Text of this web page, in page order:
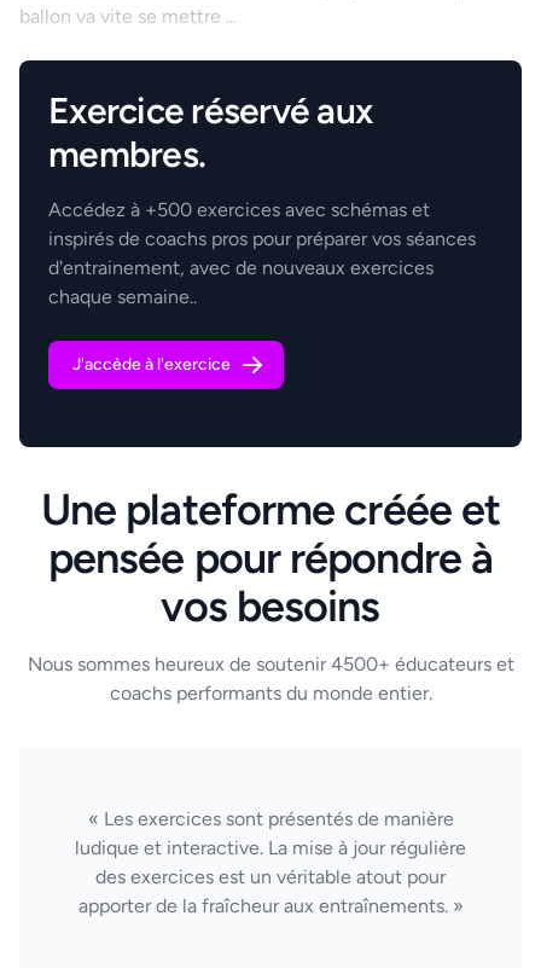
ballon va vite se mettre ...
Exercice réservé aux
membres.
Accédez à +500 exercices avec schémas et
inspirés de coachs pros pour préparer vos séances
d'entrainement, avec de nouveaux exercices
chaque semaine..
J'accède à l'exercice
Une plateforme créée et
pensée pour répondre à
vos besoins
Nous sommes heureux de soutenir 4500+ éducateurs et
coachs performants du monde entier.
« Les exercices sont présentés de manière
ludique et interactive. La mise à jour régulière
des exercices est un véritable atout pour
apporter de la fraîcheur aux entraînements. »